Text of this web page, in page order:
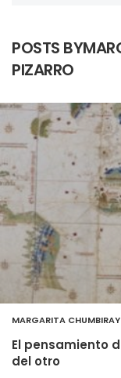
POSTS
PIZARRO
MARGARITA
El pensamiento
del otro